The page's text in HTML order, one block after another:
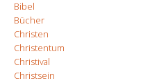
Bibel
Bücher
Christen
Christentum
Christival
Christsein